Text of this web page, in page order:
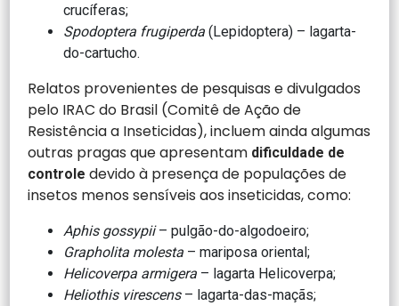
crucíferas;
Spodoptera frugiperda(Lepidoptera) – lagarta-
do-cartucho.
Relatos provenientes de pesquisas e divulgados
pelo IRAC do Brasil (Comitê de Ação de
Resistência a Inseticidas), incluem ainda algumas
outras pragas que apresentam dificuldade de
controle devido à presença de populações de
insetos menos sensíveis aos inseticidas, como:
Aphis gossypii– pulgão-do-algodoeiro;
Grapholita molesta – mariposa oriental;
Helicoverpa armigera – lagarta Helicoverpa;
Heliothis virescens– lagarta-das-maçãs;